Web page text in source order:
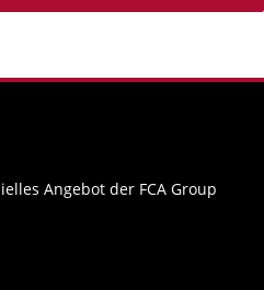
Angebot der FCA Group